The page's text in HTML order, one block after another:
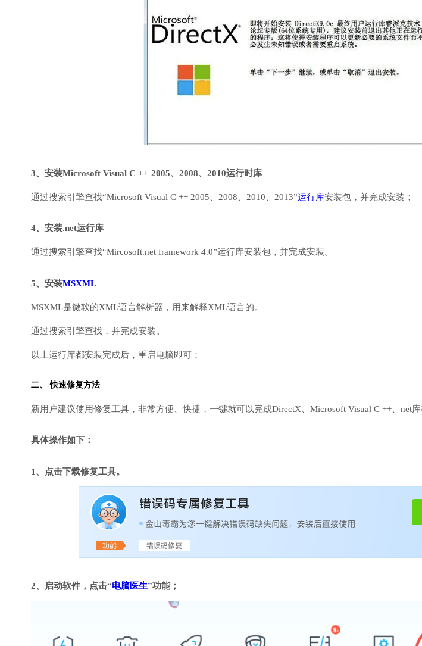
3、安装Microsoft Visual C ++ 2005、2008、2010运行时库
通过搜索引擎查找“Microsoft Visual C ++ 2005、2008、2010、2013”运行库安装包，并完成安装；
4、安装.net运行库
通过搜索引擎查找“Mircosoft.net framework 4.0”运行库安装包，并完成安装。
5、安装MSXML
MSXML是微软的XML语言解析器，用来解释XML语言的。
通过搜索引擎查找，并完成安装。
以上运行库都安装完成后，重启电脑即可；
二、 快速修复方法
新用户建议使用修复工具，非常方便、快捷，一键就可以完成DirectX、Microsoft Visual C ++、net
具体操作如下：
1、点击下载修复工具。
2、启动软件，点击“电脑医生”功能；